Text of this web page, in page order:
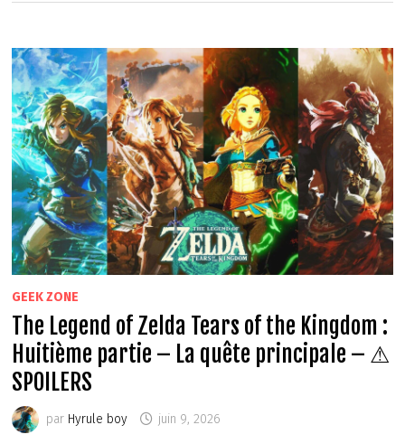
GEEK ZONE
The Legend of Zelda Tears of the Kingdom :
Huitième partie – La quête principale – ⚠
SPOILERS
par Hyrule boy juin 9, 2026